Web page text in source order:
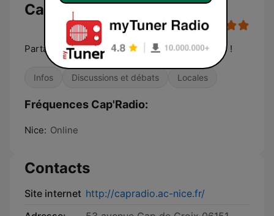
Cap'Radio
Partageons ensemble des ondes académiques !
Infos Discussions et débats Locales
Fréquences Cap'Radio:
Nice: Online
Contacts
Site internet http://capradio.ac-nice.fr/